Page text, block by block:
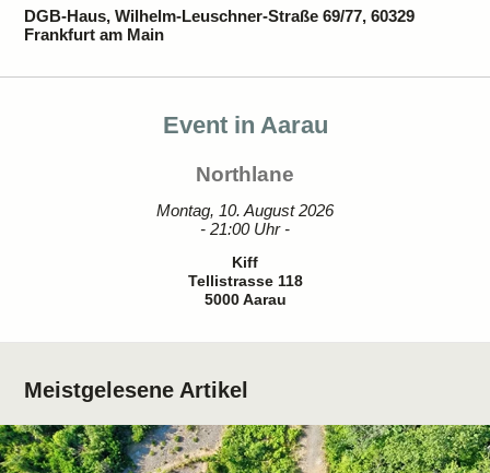
DGB-Haus, Wilhelm-Leuschner-Straße 69/77, 60329
Frankfurt am Main
Event in Aarau
Northlane
Montag, 10. August 2026
- 21:00 Uhr -
Kiff
Tellistrasse 118
5000 Aarau
Meistgelesene Artikel